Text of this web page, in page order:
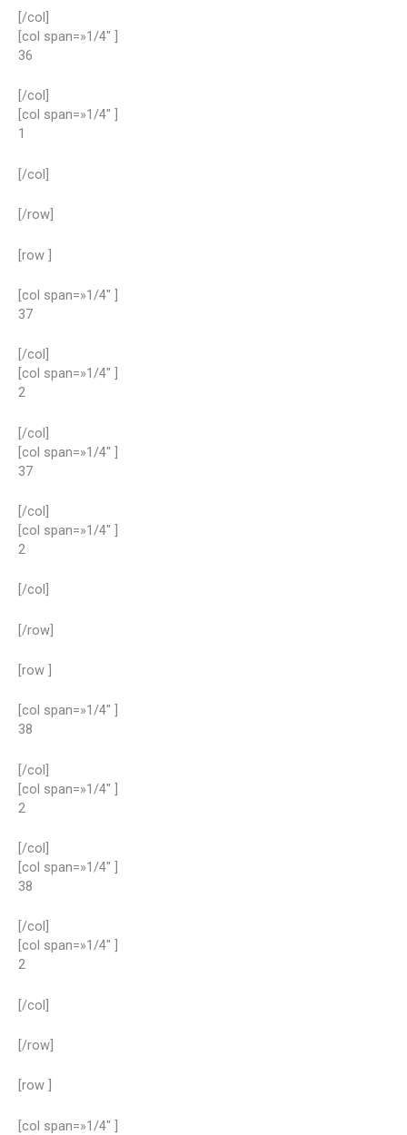
[/col]
[col span=»1/4″ ]
36
[/col]
[col span=»1/4″ ]
1
[/col]
[/row]
[row ]
[col span=»1/4″ ]
37
[/col]
[col span=»1/4″ ]
2
[/col]
[col span=»1/4″ ]
37
[/col]
[col span=»1/4″ ]
2
[/col]
[/row]
[row ]
[col span=»1/4″ ]
38
[/col]
[col span=»1/4″ ]
2
[/col]
[col span=»1/4″ ]
38
[/col]
[col span=»1/4″ ]
2
[/col]
[/row]
[row ]
[col span=»1/4″ ]